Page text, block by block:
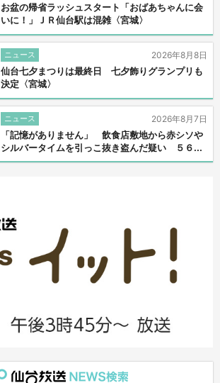
お盆の帰省ラッシュスタート「おばあちゃんに会
いに！」ＪＲ仙台駅は混雑〈宮城〉
ニュース
仙台七夕まつりは最終日 七夕飾りグランプリも
決定〈宮城〉
2026年8月8日
ニュース
「記憶がありません」 飲食店敷地から赤シソや
シルバータイムを引っこ抜き盗んだ疑い ５６...
2026年8月7日